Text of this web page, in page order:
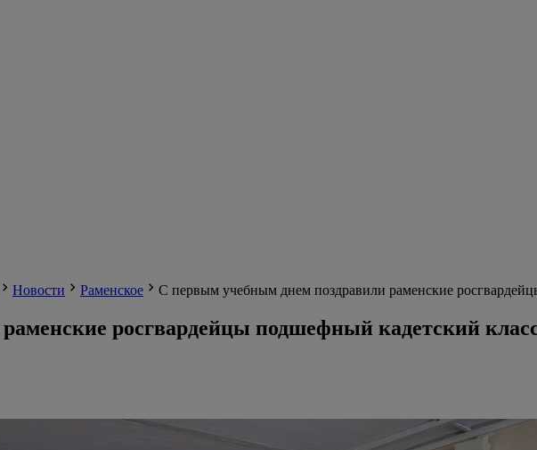
Новости Раменское С первым учебным днем поздравили раменские
росгвардейцы подшефный кадетский